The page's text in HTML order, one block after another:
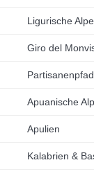
Ligurische
Giro del
Apuanische
Apulien
Kalabrien &